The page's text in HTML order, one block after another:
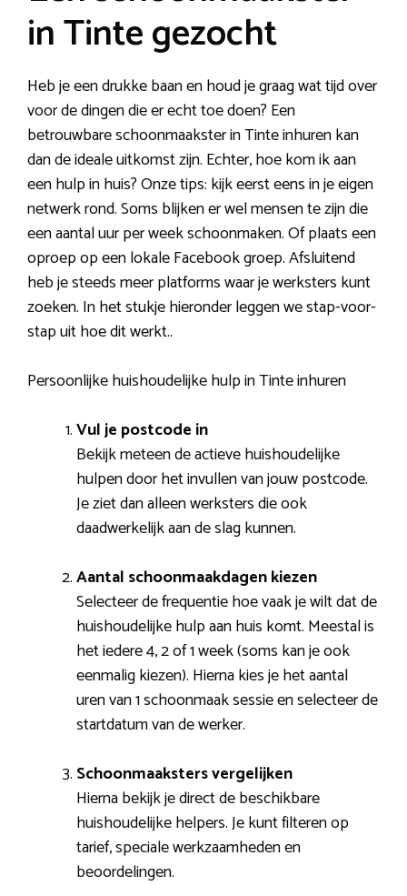
in Tinte gezocht
Heb je een drukke baan en houd je graag wat tijd over
voor de dingen die er echt toe doen? Een
betrouwbare schoonmaakster in Tinte inhuren kan
dan de ideale uitkomst zijn. Echter, hoe kom ik aan
een hulp in huis? Onze tips: kijk eerst eens in je eigen
netwerk rond. Soms blijken er wel mensen te zijn die
een aantal uur per week schoonmaken. Of plaats een
oproep op een lokale Facebook groep. Afsluitend
heb je steeds meer platforms waar je werksters kunt
zoeken. In het stukje hieronder leggen we stap-voor-
stap uit hoe dit werkt..
Persoonlijke huishoudelijke hulp in Tinte inhuren
Vul je postcode in
Bekijk meteen de actieve huishoudelijke
hulpen door het invullen van jouw postcode.
Je ziet dan alleen werksters die ook
daadwerkelijk aan de slag kunnen.
Aantal schoonmaakdagen kiezen
Selecteer de frequentie hoe vaak je wilt dat de
huishoudelijke hulp aan huis komt. Meestal is
het iedere 4, 2 of 1 week (soms kan je ook
eenmalig kiezen). Hierna kies je het aantal
uren van 1 schoonmaak sessie en selecteer de
startdatum van de werker.
Schoonmaaksters vergelijken
Hierna bekijk je direct de beschikbare
huishoudelijke helpers. Je kunt filteren op
tarief, speciale werkzaamheden en
beoordelingen.